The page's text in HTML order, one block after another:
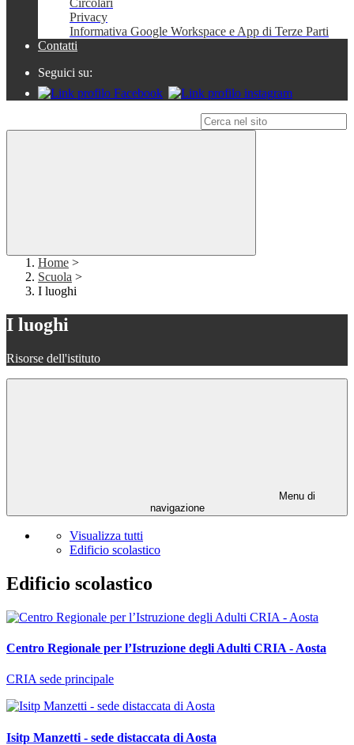
Circolari
Privacy
Informativa Google Workspace e App di Terze Parti
Contatti
Seguici su:
Home >
Scuola >
I luoghi
I luoghi
Risorse dell'istituto
Menu di
navigazione
Visualizza tutti
Edificio scolastico
Edificio scolastico
Centro Regionale per l’Istruzione degli Adulti CRIA - Aosta
CRIA sede principale
Isitp Manzetti - sede distaccata di Aosta